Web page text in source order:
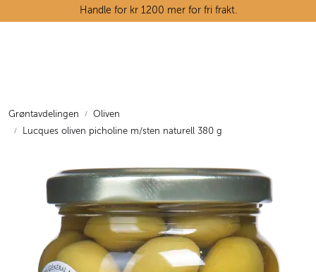
Skip to main contentHandle for kr 1200 mer for fri frakt.
Grøntavdelingen
Oliven
Lucques oliven picholine m/sten naturell 380 g
Tørrvarehylla
Grøntavdelingen
Oppskrifter
Kunnskapshjørnet